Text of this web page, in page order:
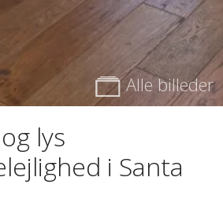
Alle billeder
lys
i Santa